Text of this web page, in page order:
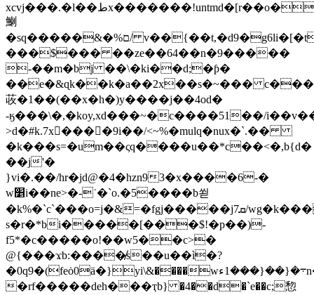
xcvj���.�l��طx�������!untmd�[r��o������5�n��4���9��uϵ
䱨
�sq�����&�%ם/ v��{��t,�d9�g6li�[�t�h��"
���$��� ��ze��64��n�9�����
-��m�bj ��\�ki��d;�ƥ�
��e�&ɋk��k�a��2x��s�~���
荍�1��(��x�h�)y����j��4od�
-ӄ���\�,�koy,xd���~�c����51��/
>d�#k.7x����9i��/<~%�mulq�nux�`.��
�k���s=�um��ςq����u��*c��<�,b{d�
��j'�
}vi�.��/hr�jd@�4�hzn93�x����6-�
w׵i��ne>�-˙�`o.�5����b쐳
�k%�`c`���o=j�&=�fgj�����j7ܩ/wg�k���;"�n���rpms
s�r�*bi�����[���$!�p��)-
f5*�c�����o!��w5��c>�
@{���ϫb:����̸s��u��ì�?
�0q9�(feȯ0ӓ�}yi\&����w܋�{��{���1ءn�_
�rf�����deh���ҭb} �4��d�`e��c;㥎